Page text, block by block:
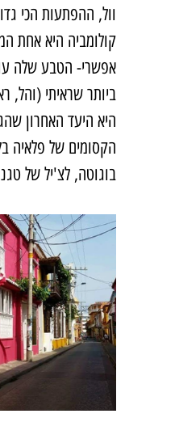
וול, ההפתעות הכי
קולומביה היא אחת
אפשרי- הטבע שלה
ביותר שראיתי (והל,
היא היעד האחרון
הקסומים של פלאיה
בוגוטה, לצ'יל של